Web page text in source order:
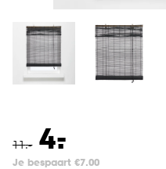
11.- 4.
-
Je bespaart €7.00